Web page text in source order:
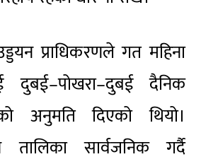
प्राधिकरणले गत महिना
दुबई–पोखरा–दुबई दैनिक
अनुमति दिएको थियो।
तालिका सार्वजनिक गर्दै